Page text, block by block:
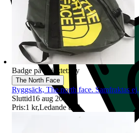
Badge på objektet: Ny
The North Face
Ryggsäck, The north face. Samfraktas ej.
Sluttid16 aug 20:11
Pris:1 kr,Ledande bud.